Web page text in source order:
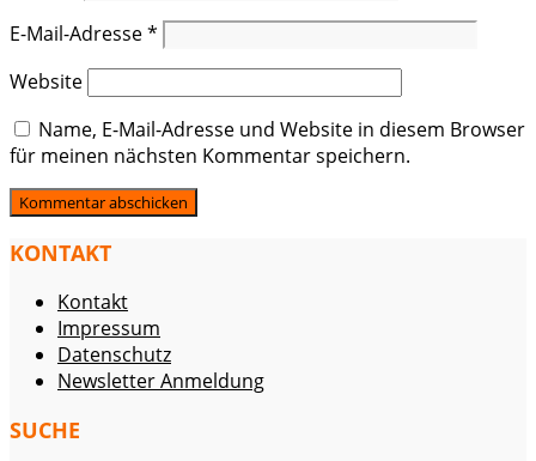
E-Mail-Adresse*
Website
Name, E-Mail-Adresse und Website in diesem Browser
für meinen nächsten Kommentar speichern.
KONTAKT
Kontakt
Impressum
Datenschutz
Newsletter Anmeldung
SUCHE